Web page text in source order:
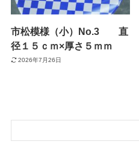
市松模様（小）No.3 直
径１５ｃｍ×厚さ５ｍｍ
2026年7月26日